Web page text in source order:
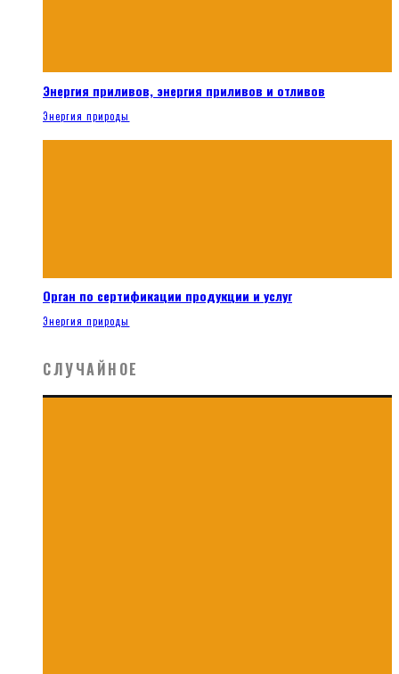
Энергия приливов, энергия приливов и отливов
Энергия природы
Орган по сертификации продукции и услуг
Энергия природы
СЛУЧАЙНОЕ